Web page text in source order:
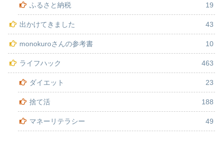
ふるさと納税 19
出かけてきました 43
monokuroさんの参考書 10
ライフハック 463
ダイエット 23
捨て活 188
マネーリテラシー 49